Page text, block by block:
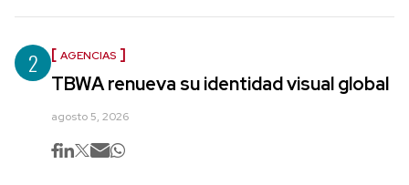
2 AGENCIAS
TBWA renueva su identidad visual global
agosto 5, 2026